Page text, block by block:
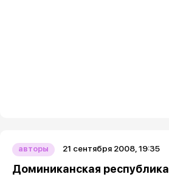
авторы 21 сентября 2008, 19:35
Доминиканская республика